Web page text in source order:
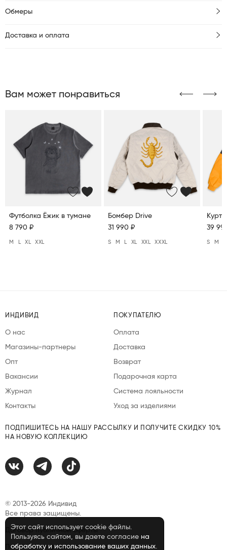
Обмеры
Доставка и оплата
Вам может понравиться
Футболка Ёжик в тумане
8 790 ₽
M XL XXL
Бомбер Drive
31 990 ₽
S M XL XXL XXXL
39
S M
ИНДИВИД
О нас
Магазины-партнеры
Опт
Вакансии
Журнал
Контакты
ПОКУПАТЕЛЮ
Оплата
Доставка
Возврат
Подарочная карта
Система лояльности
Уход за изделиями
ПОДПИШИТЕСЬ НА НАШУ РАССЫЛКУ И ПОЛУЧИТЕ СКИДКУ 10%
НА НОВУЮ КОЛЛЕКЦИЮ
© 2013-2026 Индивид
Все права защищены.
Договор публичной оферты
Политика конфиденциальности
Этот сайт использует cookie файлы.
Пользуясь сайтом, вы даете согласие на
обработку и использование ваших данных.